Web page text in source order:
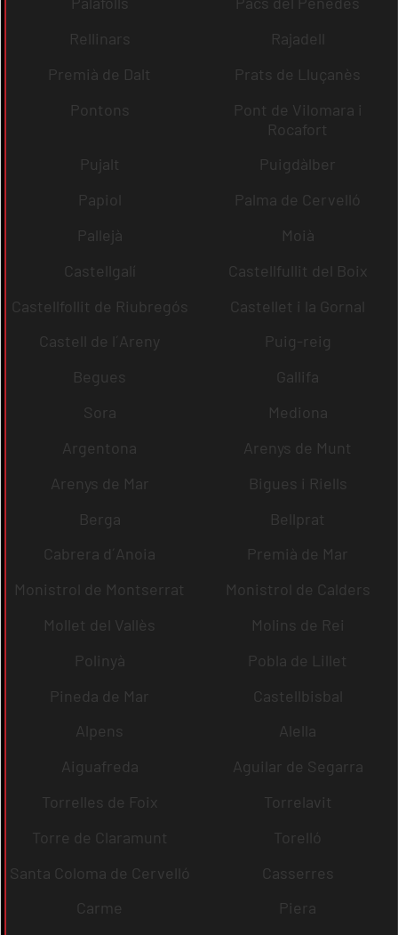
Rellinars
Rajadell
Premià de Dalt
Prats de Lluçanès
Pontons
Pont de Vilomara i
Rocafort
Pujalt
Puigdàlber
Papiol
Palma de Cervelló
Pallejà
Moià
Castellgalí
Castellfullit del Boix
Castellfollit de Riubregós
Castellet i la Gornal
Castell de l´Areny
Puig-reig
Begues
Gallifa
Sora
Mediona
Argentona
Arenys de Munt
Arenys de Mar
Bigues i Riells
Berga
Bellprat
Cabrera d´Anoia
Premià de Mar
Monistrol de Montserrat
Monistrol de Calders
Mollet del Vallès
Molins de Rei
Polinyà
Pobla de Lillet
Pineda de Mar
Castellbisbal
Alpens
Alella
Aiguafreda
Aguilar de Segarra
Torrelles de Foix
Torrelavit
Torre de Claramunt
Torelló
Santa Coloma de Cervelló
Casserres
Carme
Piera